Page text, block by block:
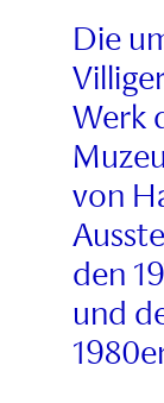
Die
Werk
von
den
und